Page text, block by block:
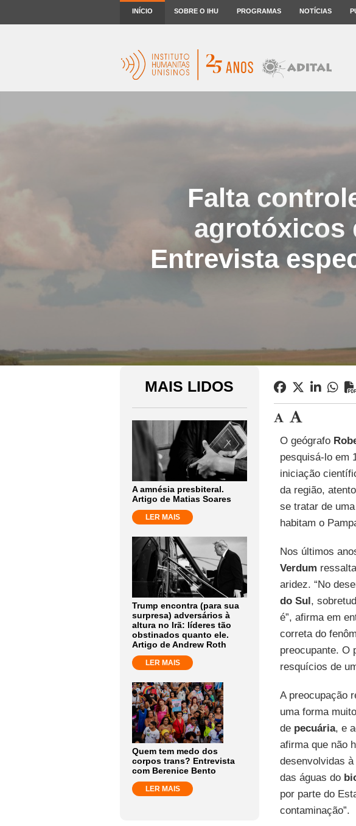
INÍCIO SOBRE O IHU PROGRAMAS NOTÍCIAS
Falta
agrotóxicos
Entrevista
MAIS LIDOS
A amnésia presbiteral.
Artigo de Matias Soares
LER MAIS
Trump encontra (para sua
surpresa) adversários à
altura no Irã: líderes tão
obstinados quanto ele.
Artigo de Andrew Roth
LER MAIS
Quem tem medo dos
corpos trans? Entrevista
com Berenice Bento
LER MAIS
O geógrafo
pesquisá-lo em
iniciação
da região,
se tratar de
habitam o
Nos últimos
Verdum
aridez. “No
do Sul,
é”, afirma em
correta do
preocupante. O
resquícios de
A preocupação
uma forma
de pecuária, e
afirma que não
desenvolvidas à
das águas do
por parte do
contaminação”.